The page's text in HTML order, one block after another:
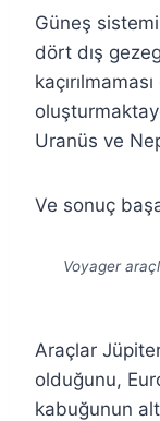
Güneş
dört dış
Uranüs ve
Ve sonuç
Voyager
Araçlar
olduğunu,
kabuğunun